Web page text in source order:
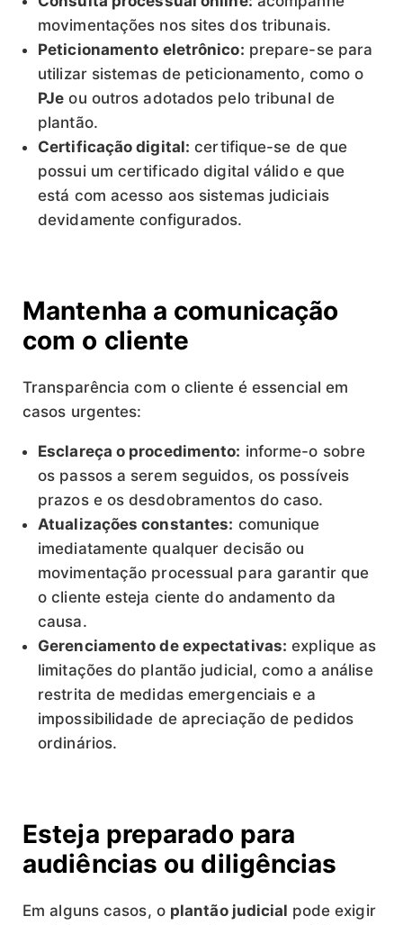
movimentações nos sites dos tribunais.
Peticionamento eletrônico: prepare-se para
utilizar sistemas de peticionamento, como o
PJe ou outros adotados pelo tribunal de
plantão.
Certificação digital: certifique-se de que
possui um certificado digital válido e que
está com acesso aos sistemas judiciais
devidamente configurados.
Mantenha a comunicação
com o cliente
Transparência com o cliente é essencial em
casos urgentes:
Esclareça o procedimento: informe-o sobre
os passos a serem seguidos, os possíveis
prazos e os desdobramentos do caso.
Atualizações constantes: comunique
imediatamente qualquer decisão ou
movimentação processual para garantir que
o cliente esteja ciente do andamento da
causa.
Gerenciamento de expectativas: explique as
limitações do plantão judicial, como a análise
restrita de medidas emergenciais e a
impossibilidade de apreciação de pedidos
ordinários.
Esteja preparado para
audiências ou diligências
Em alguns casos, o plantão judicial pode exigir